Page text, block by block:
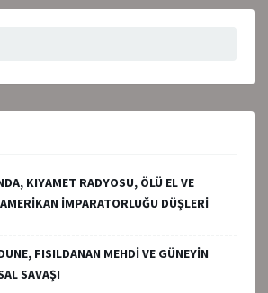
KIYAMET RADYOSU, ÖLÜ EL VE
İMPARATORLUĞU DÜŞLERİ
FISILDANAN MEHDİ VE GÜNEYİN
SAVAŞI